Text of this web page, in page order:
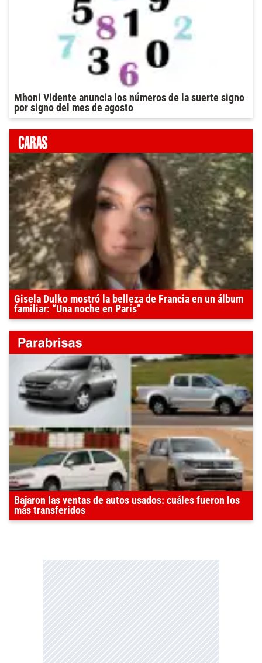
Mhoni Vidente anuncia los números de la suerte signo
por signo del mes de agosto
Gisela Dulko mostró la belleza de Francia en un álbum
familiar: “Una noche en París”
Bajaron las ventas de autos usados: cuáles fueron los
más transferidos